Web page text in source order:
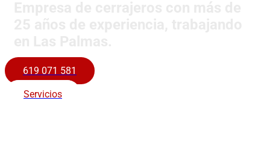
619 071 581
Servicios